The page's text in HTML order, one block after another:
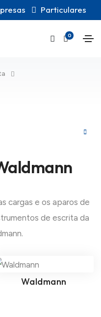
Particulares
0
cargas e os aparos de
de escrita da
Waldmann